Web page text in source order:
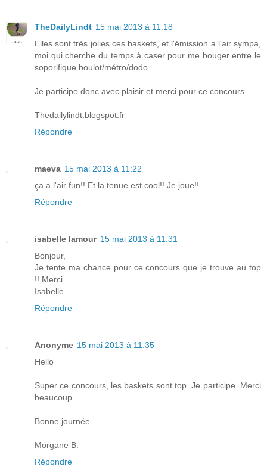
TheDailyLindt 15 mai 2013 à 11:18
Elles sont très jolies ces baskets, et l'émission a l'air sympa,
moi qui cherche du temps à caser pour me bouger entre le
soporifique boulot/métro/dodo...
Je participe donc avec plaisir et merci pour ce concours
Thedailylindt.blogspot.fr
Répondre
maeva 15 mai 2013 à 11:22
ça a l'air fun!! Et la tenue est cool!! Je joue!!
Répondre
isabelle lamour 15 mai 2013 à 11:31
Bonjour,
Je tente ma chance pour ce concours que je trouve au top
!! Merci
Isabelle
Répondre
Anonyme 15 mai 2013 à 11:35
Hello
Super ce concours, les baskets sont top. Je participe. Merci
beaucoup.
Bonne journée
Morgane B.
Répondre